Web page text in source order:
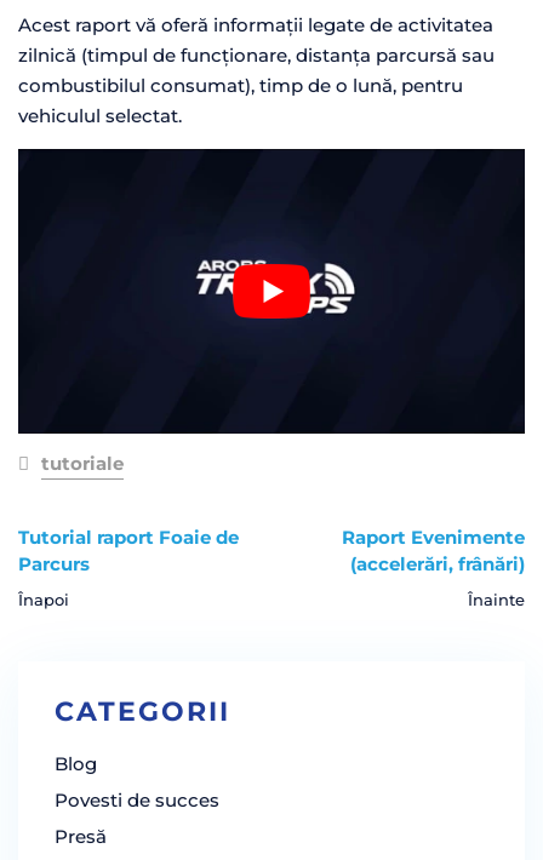
Acest raport vă oferă informații legate de activitatea
zilnică (timpul de funcționare, distanța parcursă sau
combustibilul consumat), timp de o lună, pentru
vehiculul selectat.
tutoriale
Tutorial raport Foaie de
Parcurs
Înapoi
Raport Evenimente
(accelerări, frânări)
Înainte
CATEGORII
Blog
Povesti de succes
Presă